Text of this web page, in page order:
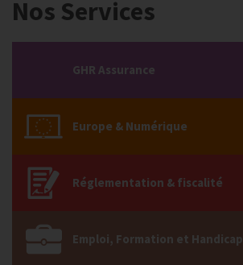
Nos Services
GHR Assurance
Europe & Numérique
Réglementation & fiscalité
Emploi, Formation et Handicap